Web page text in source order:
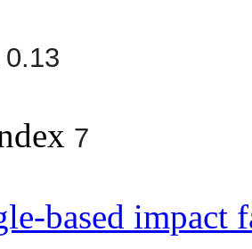
0.13
7
based impact